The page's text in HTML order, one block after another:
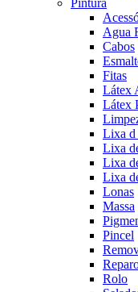
Agua
Cabos
Fitas
Látex
Látex
Lixa d
Lixa
Lixa
Lixa
Lonas
Massa
Pincel
Rolo